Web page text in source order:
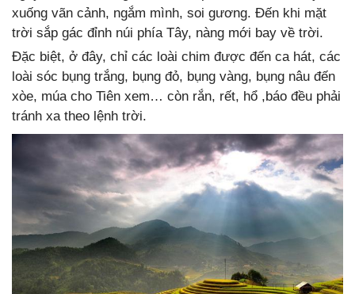
xuống vãn cảnh, ngắm mình, soi gương. Đến khi mặt
trời sắp gác đỉnh núi phía Tây, nàng mới bay về trời.
Đặc biệt, ở đây, chỉ các loài chim được đến ca hát, các
loài sóc bụng trắng, bụng đỏ, bụng vàng, bụng nâu đến
xòe, múa cho Tiên xem… còn rắn, rết, hổ ,báo đều phải
tránh xa theo lệnh trời.